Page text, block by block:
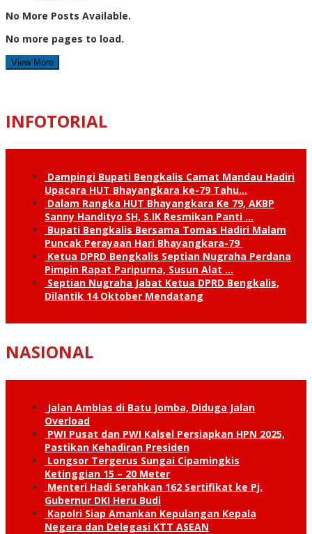
No More Posts Available.
No more pages to load.
View More
INFOTORIAL
Dampingi Bupati Bengkalis Camat Mandau Hadiri
Upacara HUT Bhayangkara ke-79 Tahu…
Dalam Rangka HUT Bhayangkara Ke 79, AKBP
Sanny Handityo SH, S.IK Resmikan Panti …
Bupati Bengkalis Bersama Tomas Hadiri Malam
Puncak Perayaan Hari Bhayangkara-79
Ketua DPRD Bengkalis Septian Nugraha Perdana
Pimpin Rapat Paripurna, Susun Alat …
Septian Nugraha Jabat Ketua DPRD Bengkalis,
Dilantik 14 Oktober Mendatang
NASIONAL
Jalan Amblas di Batu Jomba, Diduga Jalan
Overload
PWI Pusat dan PWI Kalsel Persiapkan HPN 2025,
Pastikan Kehadiran Presiden
Longsor Tergerus Sungai Cipamingkis
Ketinggian 15 – 20 Meter
Menteri Hadi Serahkan 162 Sertifikat ke Pj.
Gubernur DKI Heru Budi
Kapolri Siap Amankan Kepulangan Kepala
Negara dan Delegasi KTT ASEAN